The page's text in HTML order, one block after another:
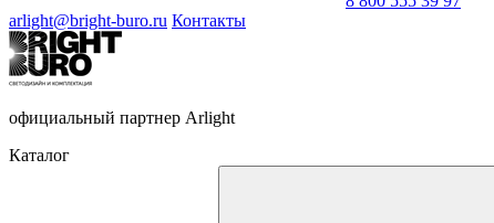
arlight@bright-buro.ru Контакты
официальный партнер Arlight
Каталог